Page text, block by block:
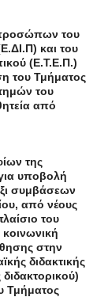
του
και του
(Ε.Τ.Ε.Π.)
του Τμήματος
του
από
της
υποβολή
συμβάσεων
από νέους
του
στην
διδακτικής
Τμήματος